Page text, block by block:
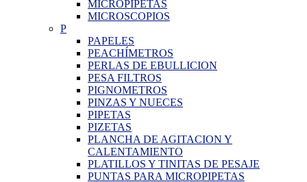
MICROPIPETAS
MICROSCOPIOS
P
PAPELES
PEACHÍMETROS
PERLAS DE EBULLICION
PESA FILTROS
PIGNOMETROS
PINZAS Y NUECES
PIPETAS
PIZETAS
PLANCHA DE AGITACION Y
CALENTAMIENTO
PLATILLOS Y TINITAS DE PESAJE
PUNTAS PARA MICROPIPETAS